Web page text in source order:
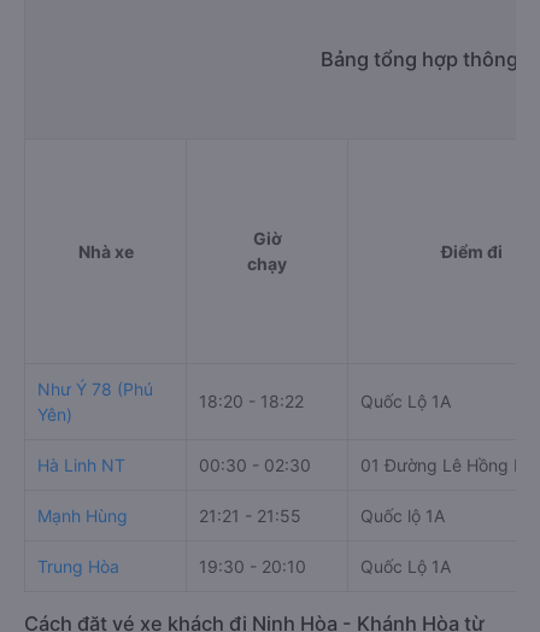
Bảng tổng hợp thông
Nhà xe
Giờ
chạy
Điểm đi
Như Ý 78 (Phú
Yên)
18:20 - 18:22 Quốc Lộ 1A
Hà Linh NT 00:30 - 02:30 01 Đường Lê Hồng
Mạnh Hùng 21:21 - 21:55 Quốc lộ 1A
Trung Hòa 19:30 - 20:10 Quốc Lộ 1A
Cách đặt vé xe khách đi Ninh Hòa - Khánh Hòa từ